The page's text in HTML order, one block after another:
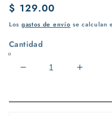
Precio
habitual
$ 129.00
Los gastos de envío se calculan
Cantidad
Reducir